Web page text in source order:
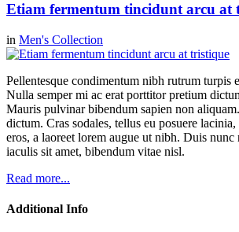
Etiam fermentum tincidunt arcu at
in Men's Collection
Pellentesque condimentum nibh rutrum turpis
Nulla semper mi ac erat porttitor pretium
Mauris pulvinar bibendum sapien non
dictum. Cras sodales, tellus eu posuere
eros, a laoreet lorem augue ut nibh. Duis nunc
iaculis sit amet, bibendum vitae nisl.
Read more...
Additional Info